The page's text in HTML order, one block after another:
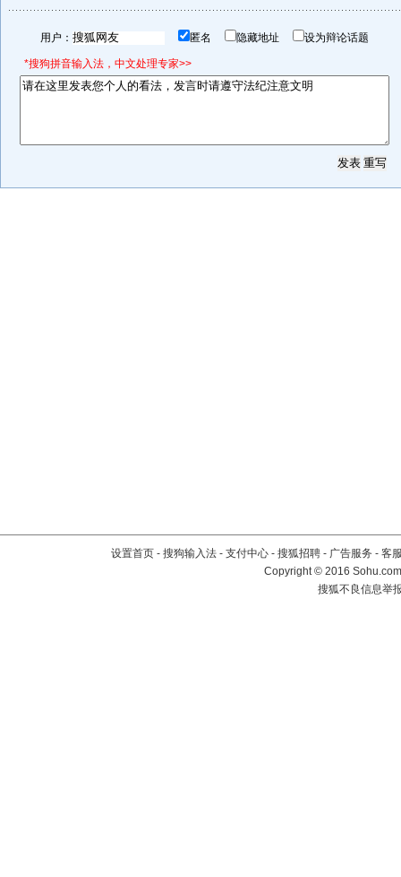
用户： 匿名 隐藏地址 设为辩论话题
*搜狗拼音输入法，中文处理专家>>
设置首页 - 搜狗输入法 - 支付中心 - 搜狐招聘 - 广告服务 - 客
Copyright©2016
搜狐不良信息举